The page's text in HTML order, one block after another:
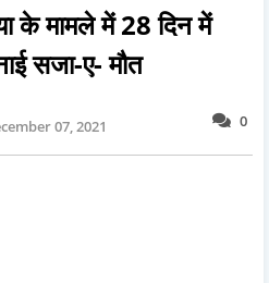
के मामले में 28 दिन में
सजा-ए- मौत
0
07, 2021